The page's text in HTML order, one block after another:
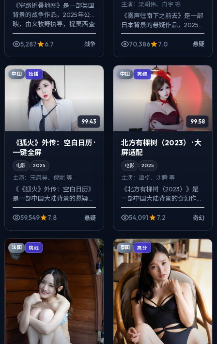
《窄路折叠地图》是一部英国
背景的战争作品，2025年公
映，由文牧野执导，提莫西·查
拉梅、安藤樱、廖凡等主演。
影像偏纪实质感，手持与固定
5,287 6.7 战争
主演： 梁朝伟、白宇 等
《雾声往南下之前去》是一部
日本背景的悬疑作品，2025
年公映，由程耳执导，梁朝
伟、白宇、凯特·布兰切特等主
70,386 7.0 悬疑
中国 独播
99:43
《狐火》外传：空白日历 ·
一键全屏
电影 2025
主演： 宋康昊、倪妮 等
《《狐火》外传：空白日历》
是一部中国大陆背景的悬疑作
品，2025年公映，由林超贤
执导，宋康昊、倪妮、周冬雨
59,549 7.8 悬疑
中国 完结
99:58
北方有棵树（2023） · 大
屏适配
电影 2025
主演： 谭卓、沈腾 等
《北方有棵树（2023）》是
一部中国大陆背景的奇幻作
品，2025年公映，由李安执
导，谭卓、沈腾、长泽雅美等
54,091 7.2 奇幻
法国 院线 泰国 高分